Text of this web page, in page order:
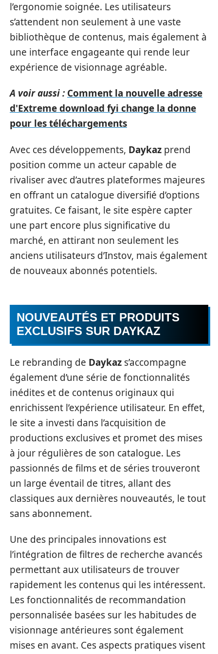
l’ergonomie soignée. Les utilisateurs
s’attendent non seulement à une vaste
bibliothèque de contenus, mais également à
une interface engageante qui rende leur
expérience de visionnage agréable.
A voir aussi : Comment la nouvelle adresse
d'Extreme download fyi change la donne
pour les téléchargements
Avec ces développements, Daykaz prend
position comme un acteur capable de
rivaliser avec d’autres plateformes majeures
en offrant un catalogue diversifié d’options
gratuites. Ce faisant, le site espère capter
une part encore plus significative du
marché, en attirant non seulement les
anciens utilisateurs d’Instov, mais également
de nouveaux abonnés potentiels.
NOUVEAUTÉS ET PRODUITS
EXCLUSIFS SUR DAYKAZ
Le rebranding de Daykaz s’accompagne
également d’une série de fonctionnalités
inédites et de contenus originaux qui
enrichissent l’expérience utilisateur. En effet,
le site a investi dans l’acquisition de
productions exclusives et promet des mises
à jour régulières de son catalogue. Les
passionnés de films et de séries trouveront
un large éventail de titres, allant des
classiques aux dernières nouveautés, le tout
sans abonnement.
Une des principales innovations est
l’intégration de filtres de recherche avancés
permettant aux utilisateurs de trouver
rapidement les contenus qui les intéressent.
Les fonctionnalités de recommandation
personnalisée basées sur les habitudes de
visionnage antérieures sont également
mises en avant. Ces aspects pratiques visent